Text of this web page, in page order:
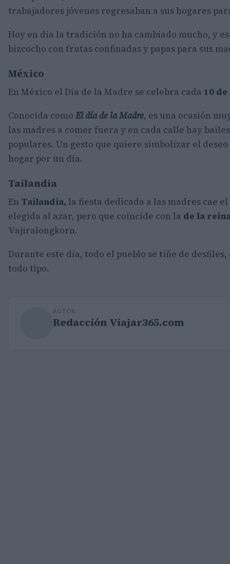
trabajadores jóvenes regresaban a sus hogares
Hoy en día la tradición no ha cambiado mucho, y
bizcocho con frutas confinadas y papas para sus
México
En México el Día de la Madre se celebra cada 10
Conocida como El día de la Madre, es una ocasión
las madres a comer fuera y en cada calle hay
populares. Un gesto que quiere simbolizar el
hogar por un día.
Tailandia
En Tailandia, la fiesta dedicada a las madres cae el
elegida al azar, pero que coincide con la de la
Vajiralongkorn.
Durante este día, todo el pueblo se tiñe de
todo tipo.
AUTOR
Redacción Viajar365.com